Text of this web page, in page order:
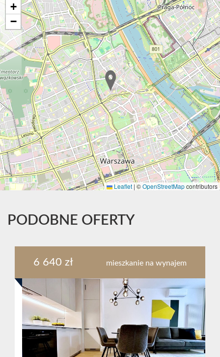
+
−
Leaflet |©OpenStreetMapcontributors
PODOBNE OFERTY
6 640 zł mieszkanie na wynajem